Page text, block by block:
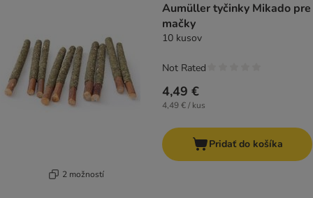
2 možností
Aumüller tyčinky Mikado pre
mačky
10 kusov
4,49 €
4,49 € / kus
Not Rated
Pridať do košíka